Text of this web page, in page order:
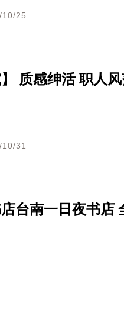
25
质感绅活 职人
31
台南一日夜书店